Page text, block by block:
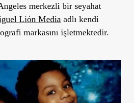
merkezli bir seyahat
Lión Media adlı kendi
markasını işletmektedir.